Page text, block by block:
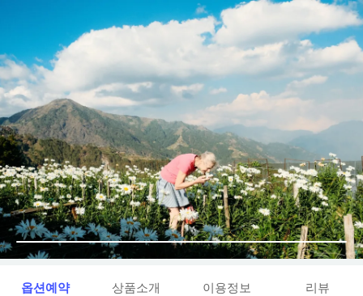
옵션예약 상품소개 이용정보 리뷰